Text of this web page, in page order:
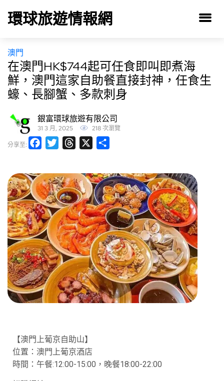
環球旅遊情報網
澳門
在澳門HK$744起可任食即叫即煮海
鮮，澳門這家自助餐直接封神，任食生
蠔、長腳蟹、多款刺身
銀富環球旅遊有限公司
31 3 月, 2025 218 次瀏覽
分享至: FacebookTwitterThreads
【澳門上葡京自助山】
位置：澳門上葡京酒店
時間：午餐:12:00-15:00，晚餐18:00-22:00